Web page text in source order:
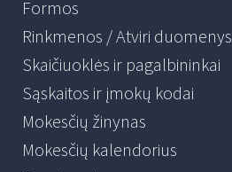
Formos
Rinkmenos / Atviri duomenys
Skaičiuoklės ir pagalbininkai
Sąskaitos ir įmokų kodai
Mokesčių žinynas
Mokesčių kalendorius